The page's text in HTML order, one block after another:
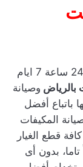
متاحة 24 ساعة 7 ايام
بالرياض وصيانة
باتباع أفضل
المكيفات
قطع الغيار
تاما، بدون أى